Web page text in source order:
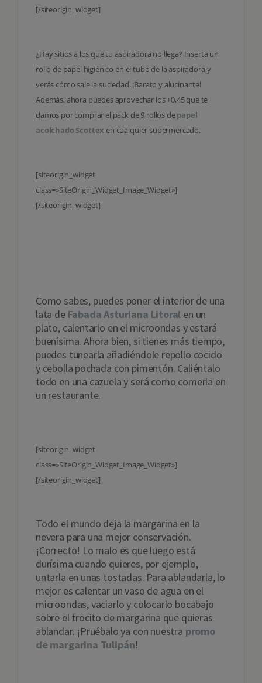
[/siteorigin_widget]
¿Hay sitios a los que tu aspiradora no llega? Inserta un
rollo de papel higiénico en el tubo de la aspiradora y
verás cómo sale la suciedad. ¡Barato y alucinante!
Además, ahora puedes aprovechar los +0,45 que te
damos por comprar el pack de 9 rollos depapel
acolchado Scottex en cualquier supermercado.
[siteorigin_widget
class=»SiteOrigin_Widget_Image_Widget»]
[/siteorigin_widget]
Como sabes, puedes poner el interior de una
lata de Fabada Asturiana Litoral en un
plato, calentarlo en el microondas y estará
buenísima. Ahora bien, si tienes más tiempo,
puedes tunearla añadiéndole repollo cocido
y cebolla pochada con pimentón. Caliéntalo
todo en una cazuela y será como comerla en
un restaurante.
[siteorigin_widget
class=»SiteOrigin_Widget_Image_Widget»]
[/siteorigin_widget]
Todo el mundo deja la margarina en la
nevera para una mejor conservación.
¡Correcto! Lo malo es que luego está
durísima cuando quieres, por ejemplo,
untarla en unas tostadas. Para ablandarla, lo
mejor es calentar un vaso de agua en el
microondas, vaciarlo y colocarlo bocabajo
sobre el trocito de margarina que quieras
ablandar. ¡Pruébalo ya con nuestra promo
de margarina Tulipán!